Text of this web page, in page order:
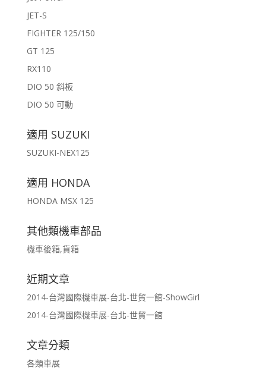
JET-S
FIGHTER 125/150
GT 125
RX110
DIO 50 斜板
DIO 50 可動
適用 SUZUKI
SUZUKI-NEX125
適用 HONDA
HONDA MSX 125
其他類機車部品
機車後箱,貨箱
近期文章
2014-台灣國際機車展-台北-世貿一館-ShowGirl
2014-台灣國際機車展-台北-世貿一館
文章分類
各類車展